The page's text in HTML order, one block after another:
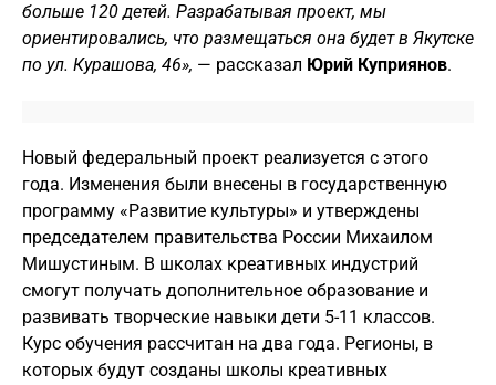
больше 120 детей. Разрабатывая проект, мы
ориентировались, что размещаться она будет в Якутске
по ул. Курашова, 46», — рассказал Юрий Куприянов.
Новый федеральный проект реализуется с этого
года. Изменения были внесены в государственную
программу «Развитие культуры» и утверждены
председателем правительства России Михаилом
Мишустиным. В школах креативных индустрий
смогут получать дополнительное образование и
развивать творческие навыки дети 5-11 классов.
Курс обучения рассчитан на два года. Регионы, в
которых будут созданы школы креативных